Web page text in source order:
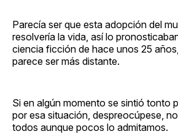
Parecía ser que esta adopción del
resolvería la vida, así lo
ciencia ficción de hace unos 25
parece ser más distante.
Si en algún momento se sintió tonto
por esa situación, despreocúpese,
todos aunque pocos lo admitamos.